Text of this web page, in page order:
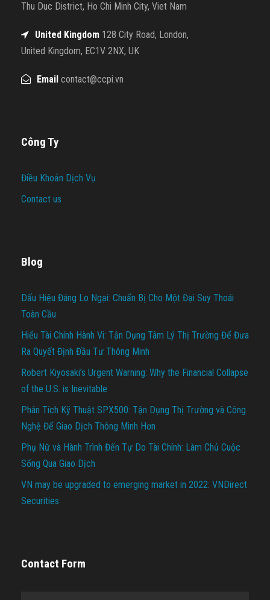
Thu Duc District, Ho Chi Minh City, Viet Nam
United Kingdom 128 City Road, London,
United Kingdom, EC1V 2NX, UK
Email contact@ccpi.vn
Công Ty
Điều Khoản Dịch Vụ
Contact us
Blog
Dấu Hiệu Đáng Lo Ngại: Chuẩn Bị Cho Một Đại Suy Thoái
Toàn Cầu
Hiểu Tài Chính Hành Vi: Tận Dụng Tâm Lý Thị Trường Để Đưa
Ra Quyết Định Đầu Tư Thông Minh
Robert Kiyosaki’s Urgent Warning: Why the Financial Collapse
of the U.S. is Inevitable
Phân Tích Kỹ Thuật SPX500: Tận Dụng Thị Trường và Công
Nghệ Để Giao Dịch Thông Minh Hơn
Phụ Nữ và Hành Trình Đến Tự Do Tài Chính: Làm Chủ Cuộc
Sống Qua Giao Dịch
VN may be upgraded to emerging market in 2022: VNDirect
Securities
Contact Form